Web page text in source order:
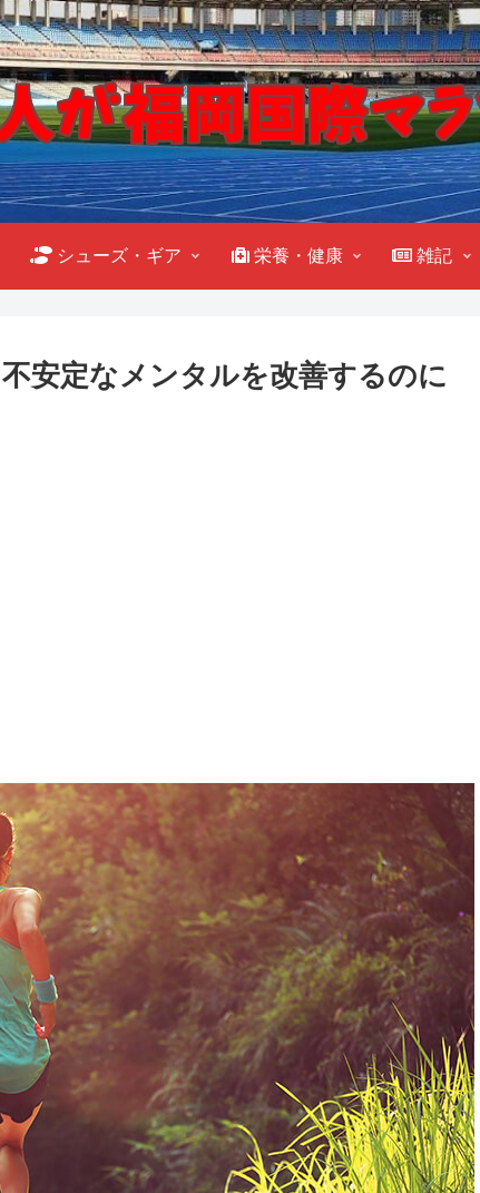
シューズ・ギア 栄養・健康 雑記
安定なメンタルを改善するのに